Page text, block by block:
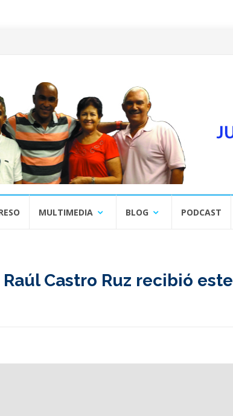
MULTIMEDIA BLOG PODCAST
Castro Ruz recibió este